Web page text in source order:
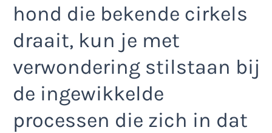
hond die bekende cirkels
draait, kun je met
verwondering stilstaan bij
de ingewikkelde
processen die zich in dat